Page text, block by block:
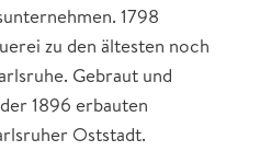
1798
zu den ältesten noch
Gebraut und
1896 erbauten
Oststadt.